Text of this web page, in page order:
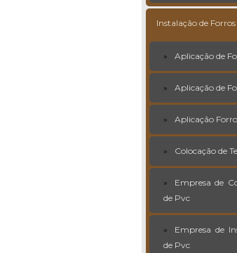
Instalação de
Aplicação de
Aplicação de
Aplicação
Colocação de
Empresa de
de Pvc
Empresa de
de Pvc